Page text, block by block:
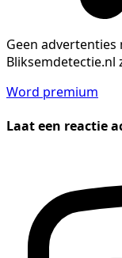
Geen advertenties
Word premium
Laat een reactie